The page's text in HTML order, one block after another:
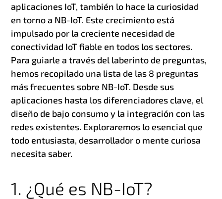
aplicaciones IoT, también lo hace la curiosidad
en torno a NB-IoT. Este crecimiento está
impulsado por la creciente necesidad de
conectividad IoT fiable en todos los sectores.
Para guiarle a través del laberinto de preguntas,
hemos recopilado una lista de las 8 preguntas
más frecuentes sobre NB-IoT. Desde sus
aplicaciones hasta los diferenciadores clave, el
diseño de bajo consumo y la integración con las
redes existentes. Exploraremos lo esencial que
todo entusiasta, desarrollador o mente curiosa
necesita saber.
1. ¿Qué es NB-IoT?